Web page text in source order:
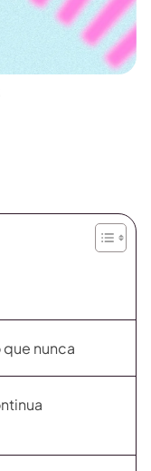
que nunca